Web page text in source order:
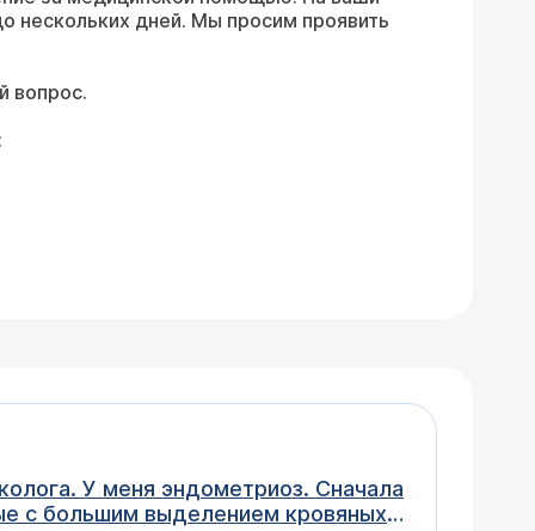
дней. Мы просим проявить
вопрос.
У меня эндометриоз. Сначала
с большим выделением кровяных